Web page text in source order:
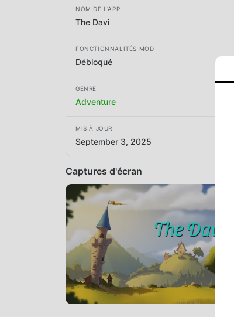
NOM DE L'APP
The Davi
FONCTIONNALITÉS MOD
Débloqué
GENRE
Adventure
MIS À JOUR
September 3, 2025
Captures d'écran